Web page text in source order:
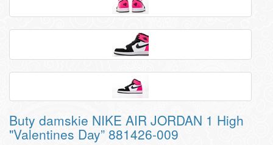
Buty damskie NIKE AIR JORDAN 1 High
"Valentines Day” 881426-009